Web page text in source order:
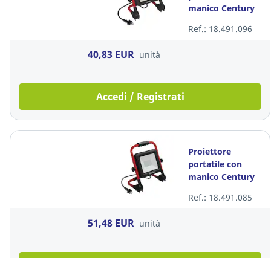
manico Century
280 cm
Ref.: 18.491.096
40,83 EUR unità
Accedi / Registrati
Proiettore
portatile con
manico Century
370 cm
Ref.: 18.491.085
51,48 EUR unità